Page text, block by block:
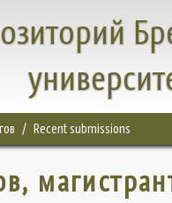
Recent submissions